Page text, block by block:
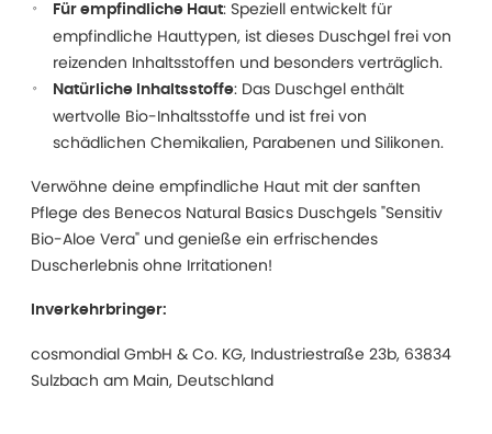
Für empfindliche Haut: Speziell entwickelt für
empfindliche Hauttypen, ist dieses Duschgel frei von
reizenden Inhaltsstoffen und besonders verträglich.
Natürliche Inhaltsstoffe: Das Duschgel enthält
wertvolle Bio-Inhaltsstoffe und ist frei von
schädlichen Chemikalien, Parabenen und Silikonen.
Verwöhne deine empfindliche Haut mit der sanften
Pflege des Benecos Natural Basics Duschgels "Sensitiv
Bio-Aloe Vera" und genieße ein erfrischendes
Duscherlebnis ohne Irritationen!
Inverkehrbringer:
cosmondial GmbH & Co. KG, Industriestraße 23b, 63834
Sulzbach am Main, Deutschland